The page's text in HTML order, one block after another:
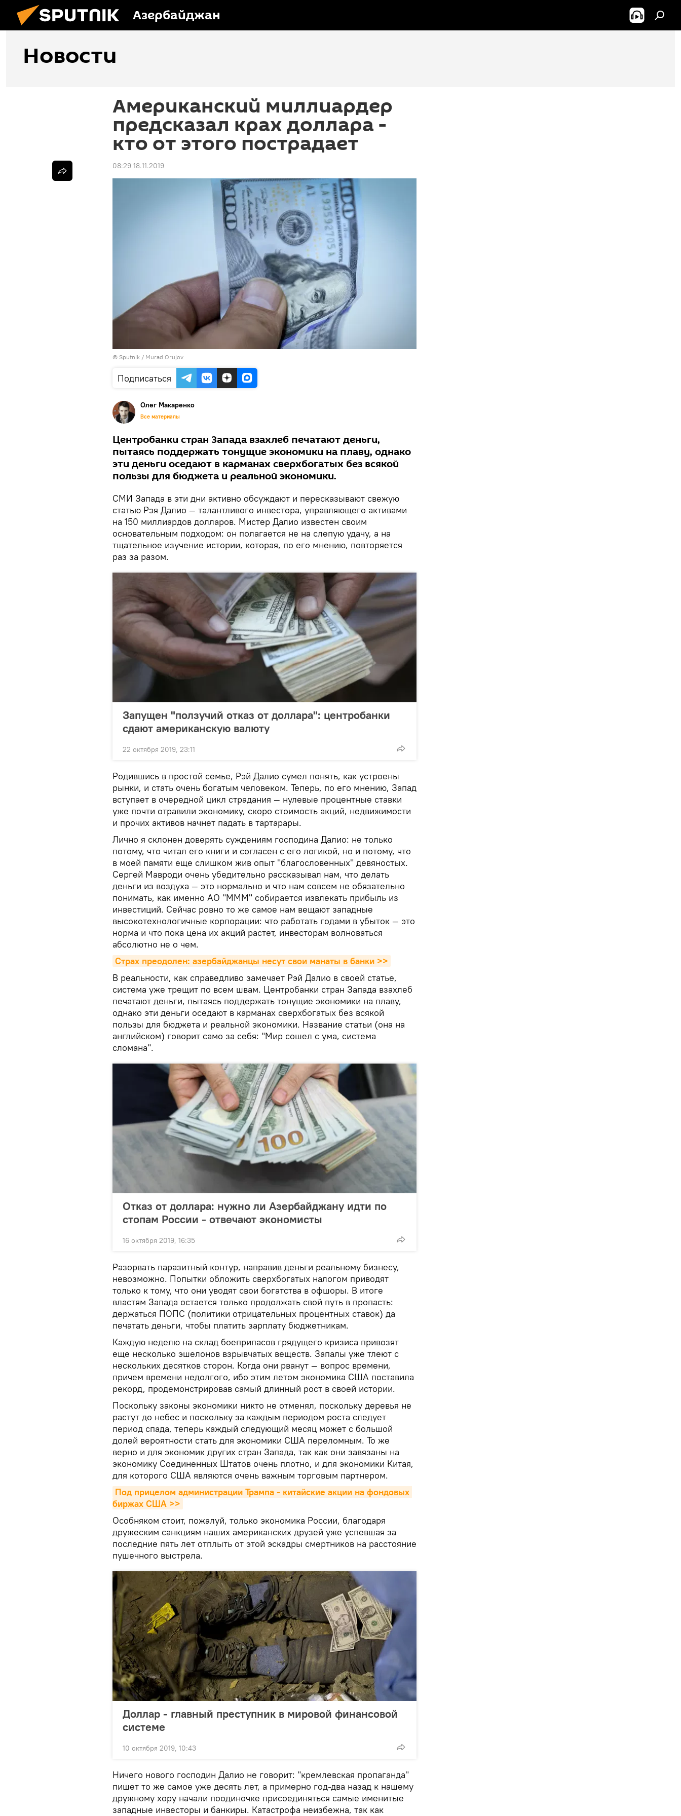
Азербайджан
Новости
Американский миллиардер
предсказал крах доллара -
кто от этого пострадает
08:29 18.11.2019
© Sputnik / Murad Orujov
Подписаться
Олег Макаренко
Все материалы
Центробанки стран Запада взахлеб печатают деньги,
пытаясь поддержать тонущие экономики на плаву, однако
эти деньги оседают в карманах сверхбогатых без всякой
пользы для бюджета и реальной экономики.
СМИ Запада в эти дни активно обсуждают и пересказывают свежую
статью Рэя Далио — талантливого инвестора, управляющего активами
на 150 миллиардов долларов. Мистер Далио известен своим
основательным подходом: он полагается не на слепую удачу, а на
тщательное изучение истории, которая, по его мнению, повторяется
раз за разом.
Запущен "ползучий отказ от доллара": центробанки
сдают американскую валюту
22 октября 2019, 23:11
Родившись в простой семье, Рэй Далио сумел понять, как устроены
рынки, и стать очень богатым человеком. Теперь, по его мнению, Запад
вступает в очередной цикл страдания — нулевые процентные ставки
уже почти отравили экономику, скоро стоимость акций, недвижимости
и прочих активов начнет падать в тартарары.
Лично я склонен доверять суждениям господина Далио: не только
потому, что читал его книги и согласен с его логикой, но и потому, что
в моей памяти еще слишком жив опыт "благословенных" девяностых.
Сергей Мавроди очень убедительно рассказывал нам, что делать
деньги из воздуха — это нормально и что нам совсем не обязательно
понимать, как именно АО "МММ" собирается извлекать прибыль из
инвестиций. Сейчас ровно то же самое нам вещают западные
высокотехнологичные корпорации: что работать годами в убыток — это
норма и что пока цена их акций растет, инвесторам волноваться
абсолютно не о чем.
Страх преодолен: азербайджанцы несут свои манаты в банки >>
В реальности, как справедливо замечает Рэй Далио в своей статье,
система уже трещит по всем швам. Центробанки стран Запада взахлеб
печатают деньги, пытаясь поддержать тонущие экономики на плаву,
однако эти деньги оседают в карманах сверхбогатых без всякой
пользы для бюджета и реальной экономики. Название статьи (она на
английском) говорит само за себя: "Мир сошел с ума, система
сломана".
Отказ от доллара: нужно ли Азербайджану идти по
стопам России - отвечают экономисты
16 октября 2019, 16:35
Разорвать паразитный контур, направив деньги реальному бизнесу,
невозможно. Попытки обложить сверхбогатых налогом приводят
только к тому, что они уводят свои богатства в офшоры. В итоге
властям Запада остается только продолжать свой путь в пропасть:
держаться ПОПС (политики отрицательных процентных ставок) да
печатать деньги, чтобы платить зарплату бюджетникам.
Каждую неделю на склад боеприпасов грядущего кризиса привозят
еще несколько эшелонов взрывчатых веществ. Запалы уже тлеют с
нескольких десятков сторон. Когда они рванут — вопрос времени,
причем времени недолгого, ибо этим летом экономика США поставила
рекорд, продемонстрировав самый длинный рост в своей истории.
Поскольку законы экономики никто не отменял, поскольку деревья не
растут до небес и поскольку за каждым периодом роста следует
период спада, теперь каждый следующий месяц может с большой
долей вероятности стать для экономики США переломным. То же
верно и для экономик других стран Запада, так как они завязаны на
экономику Соединенных Штатов очень плотно, и для экономики Китая,
для которого США являются очень важным торговым партнером.
Под прицелом администрации Трампа - китайские акции на фондовых
биржах США >>
Особняком стоит, пожалуй, только экономика России, благодаря
дружеским санкциям наших американских друзей уже успевшая за
последние пять лет отплыть от этой эскадры смертников на расстояние
пушечного выстрела.
Доллар - главный преступник в мировой финансовой
системе
10 октября 2019, 10:43
Ничего нового господин Далио не говорит: "кремлевская пропаганда"
пишет то же самое уже десять лет, а примерно год-два назад к нашему
дружному хору начали поодиночке присоединяться самые именитые
западные инвесторы и банкиры. Катастрофа неизбежна, так как